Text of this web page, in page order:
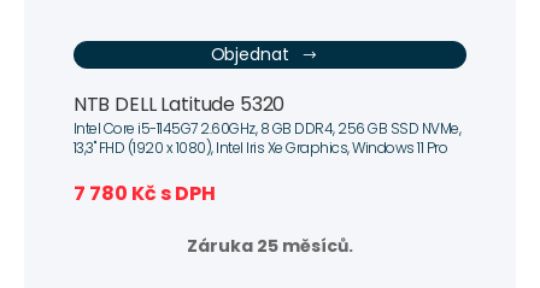
Objednat
NTB DELL Latitude 5320
Intel Core i5-1145G7 2.60GHz, 8 GB DDR4, 256 GB SSD NVMe,
13,3" FHD (1920 x 1080), Intel Iris Xe Graphics, Windows 11 Pro
7 780 Kč s DPH
Záruka 25 měsíců.